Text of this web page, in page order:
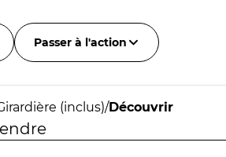
Passer à l'action
(inclus)/Découvrir